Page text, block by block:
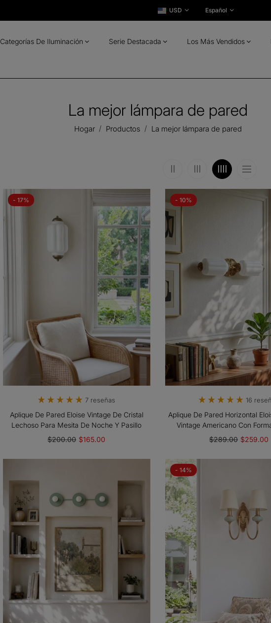
USD Español
Categorías De Iluminación Serie Destacada Los Más Vendidos
La mejor lámpara de pared
Hogar Productos La mejor lámpara de pared
- 17%
7 reseñas
Aplique De Pared Eloise Vintage De Cristal
Lechoso Para Mesita De Noche Y Pasillo
$200.00 $165.00
- 10%
16
Aplique De Pared Horizontal
Vintage Americano Con
$289.00 $259.00
- 14%